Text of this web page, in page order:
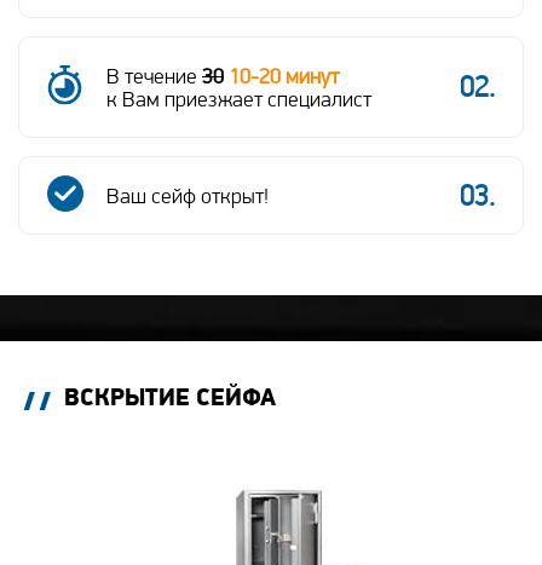
В течение 30 10-20 минут
к Вам приезжает специалист
Ваш сейфоткрыт!
ВСКРЫТИЕ СЕЙФА